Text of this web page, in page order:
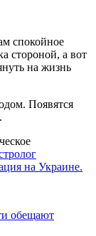
спокойное
стороной, а вот
на жизнь
Появятся
на Украине.
обещают